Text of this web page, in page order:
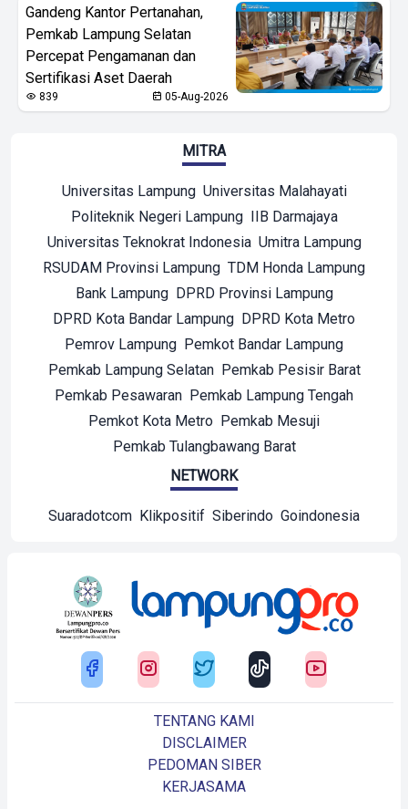
Gandeng Kantor Pertanahan,
Pemkab Lampung Selatan
Percepat Pengamanan dan
Sertifikasi Aset Daerah
839 05-Aug-2026
MITRA
Universitas Lampung Universitas Malahayati
Politeknik Negeri Lampung
IIB Darmajaya
Universitas Teknokrat Indonesia Umitra Lampung
RSUDAM Provinsi Lampung TDM Honda Lampung
Bank Lampung
DPRD Provinsi Lampung
DPRD Kota Bandar Lampung DPRD Kota Metro
Pemrov Lampung Pemkot Bandar Lampung
Pemkab Lampung Selatan
Pemkab Pesisir Barat
Pemkab Pesawaran Pemkab Lampung Tengah
Pemkot Kota Metro Pemkab Mesuji
Pemkab Tulangbawang Barat
NETWORK
Suaradotcom Klikpositif Siberindo Goindonesia
TENTANG KAMI
DISCLAIMER
PEDOMAN SIBER
KERJASAMA